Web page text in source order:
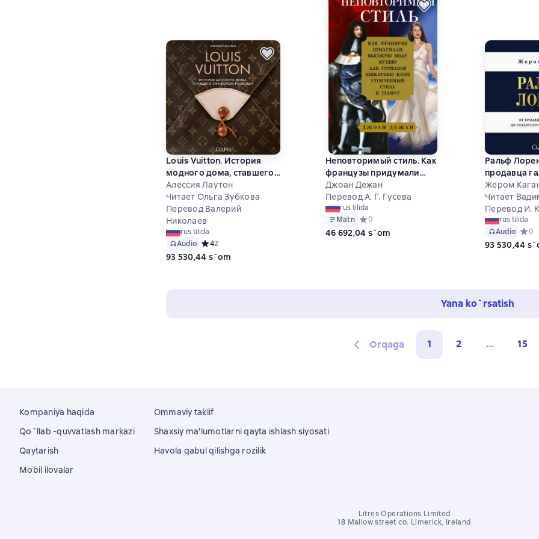
Louis Vuitton. История
модного дома, ставшего
символом роскоши
Алессия Лаутон
Читает Ольга Зубкова
Перевод Валерий
Николаев
rus tilida
Audio Средний рейтинг 4 на основе 2 оценок
42
93 530,44 s`om
Неповторимый стиль. Как
французы придумали
высокую моду
Джоан Дежан
Перевод А. Г. Гусева
rus tilida
Matn Средний рейтинг 0 на основе 0 оценок
0
46 692,04 s`om
Ральф
продавца
создателя
империи
Жером
Читает
Перевод И.
rus tilida
Audio
0
93 530,44
Yana ko`rsatish
Orqaga 1 2 ... 15
Kompaniya haqida
Qo`llab -quvvatlash markazi
Qaytarish
Mobil ilovalar
Ommaviy taklif
Shaxsiy ma'lumotlarni qayta ishlash siyosati
Havola qabul qilishga rozilik
Litres Operations Limited
18 Mallow street co. Limerick, Ireland